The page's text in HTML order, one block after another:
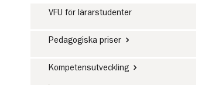
VFU för lärarstudenter
Pedagogiska priser
Kompetensutveckling